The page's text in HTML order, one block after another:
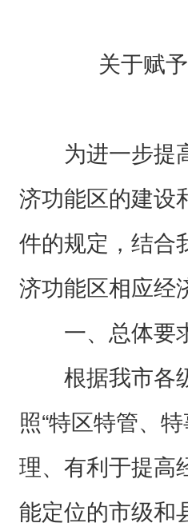
关于赋予
为进一步提高
济功能区的建设
件的规定，结合
济功能区相应经
一、总体要
根据我市各级
照“特区特管、
理、有利于提高
能定位的市级和